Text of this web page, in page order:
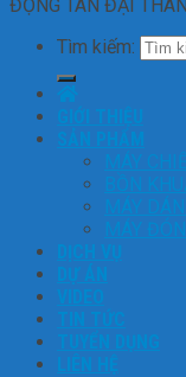
ĐỘNG TÂN ĐẠI
Tìm kiếm:
GIỚI THIỆU
SẢN PHẨM
MÁY
BỒN
MÁY
MÁY
DỊCH VỤ
DỰ ÁN
VIDEO
TIN TỨC
TUYỂN DỤNG
LIÊN HỆ